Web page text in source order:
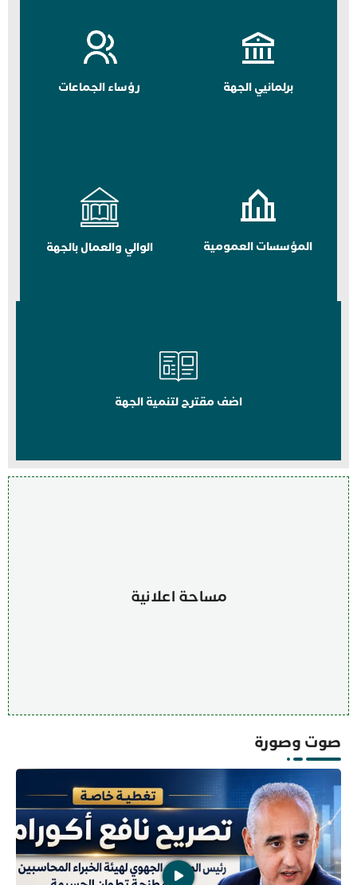
برلمانيي الجهة رؤساء الجماعات
المؤسسات العمومية الوالي والعمال بالجهة
اضف مقترح لتنمية الجهة
مساحة اعلانية
صوت وصورة